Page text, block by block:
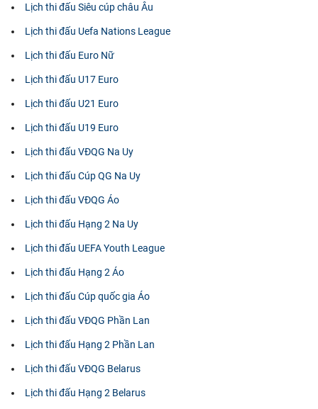
Lịch thi đấu Siêu cúp châu Âu
Lịch thi đấu Uefa Nations League
Lịch thi đấu Euro Nữ
Lịch thi đấu U17 Euro
Lịch thi đấu U21 Euro
Lịch thi đấu U19 Euro
Lịch thi đấu VĐQG Na Uy
Lịch thi đấu Cúp QG Na Uy
Lịch thi đấu VĐQG Áo
Lịch thi đấu Hạng 2 Na Uy
Lịch thi đấu UEFA Youth League
Lịch thi đấu Hạng 2 Áo
Lịch thi đấu Cúp quốc gia Áo
Lịch thi đấu VĐQG Phần Lan
Lịch thi đấu Hạng 2 Phần Lan
Lịch thi đấu VĐQG Belarus
Lịch thi đấu Hạng 2 Belarus